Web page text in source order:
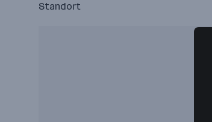
Standort